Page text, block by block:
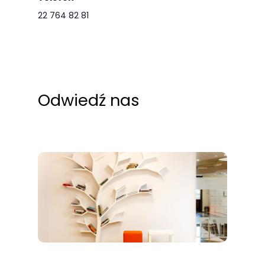
22 764 82 81
Odwiedź nas